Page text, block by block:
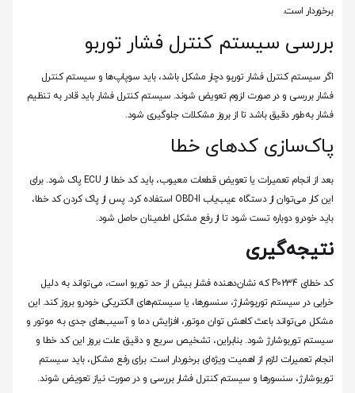
برخوردار است.
بررسی سیستم کنترل فشار توربو
اگر سیستم کنترل فشار توربو دچار مشکل باشد، باید سوپاپ‌ها و سیستم کنترل
فشار بررسی و در صورت لزوم تعویض شوند. سیستم کنترل فشار باید قادر به تنظیم
فشار به‌طور دقیق باشد تا از بروز مشکلات جلوگیری شود.
پاک‌سازی کدهای خطا
بعد از انجام تعمیرات یا تعویض قطعات معیوب، باید کد خطا از ECU پاک شود. برای
این کار می‌توان از دستگاه عیب‌یاب OBD-II استفاده کرد. پس از پاک کردن کد خطا،
باید خودرو دوباره تست شود تا از رفع مشکل اطمینان حاصل شود.
نتیجه‌گیری
کد خطای P0234 که نشان‌دهنده فشار بیش از حد توربو است، می‌تواند به دلیل
خرابی در سیستم توربوشارژ، سنسورها، یا سیستم‌های الکتریکی خودرو بروز کند. این
مشکل می‌تواند باعث کاهش توان موتور، افزایش دما و آسیب‌های جدی به موتور و
سیستم توربوشارژ شود. بنابراین، تشخیص سریع و دقیق علت بروز این کد خطا و
انجام تعمیرات لازم از اهمیت ویژه‌ای برخوردار است. برای رفع مشکل، باید سیستم
توربوشارژ، سنسورها و سیستم کنترل فشار بررسی و در صورت نیاز تعویض شوند.